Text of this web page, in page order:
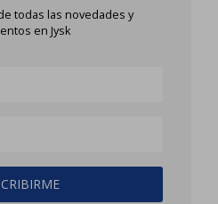
todas las novedades y
en Jysk